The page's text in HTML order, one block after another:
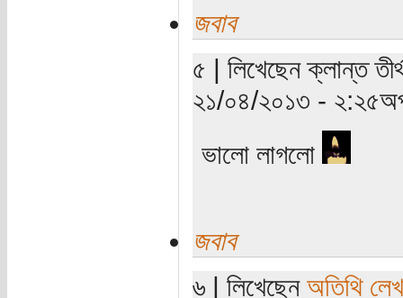
জবাব
৫ | লিখেছেন ক্লান্ত
২১/০৪/২০১৩ -
ভালো লাগলো
জবাব
৬ | লিখেছেন অতিথি